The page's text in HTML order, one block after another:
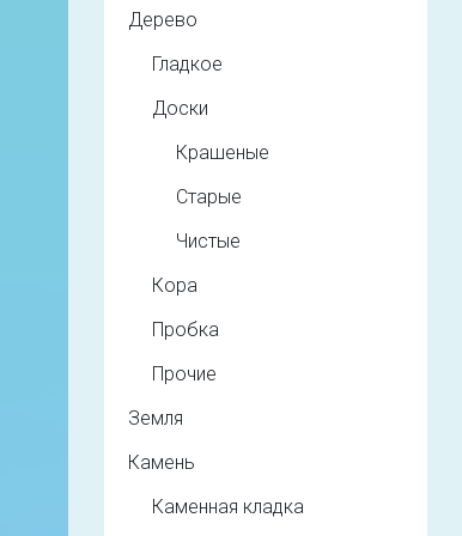
Дерево
Гладкое
Доски
Крашеные
Старые
Чистые
Кора
Пробка
Прочие
Земля
Камень
Каменная кладка